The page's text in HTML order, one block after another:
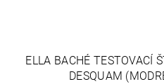
ELLA BACHÉ TESTOVACÍ
DESQUAM